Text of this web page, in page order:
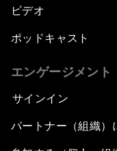
ビデオ
ポッドキャスト
エンゲージメント
サインイン
パートナー（組織）